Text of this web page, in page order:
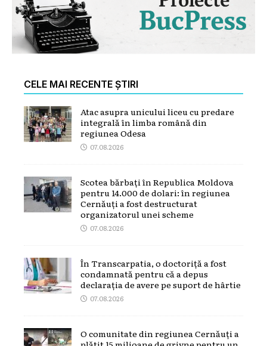
CELE MAI RECENTE ȘTIRI
Atac asupra unicului liceu cu predare
integrală în limba română din
regiunea Odesa
07.08.2026
Scotea bărbați în Republica Moldova
pentru 14.000 de dolari: în regiunea
Cernăuți a fost destructurat
organizatorul unei scheme
07.08.2026
În Transcarpatia, o doctoriță a fost
condamnată pentru că a depus
declarația de avere pe suport de hârtie
07.08.2026
O comunitate din regiunea Cernăuți a